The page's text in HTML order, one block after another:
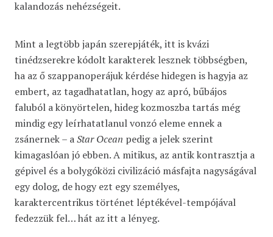
kalandozás nehézségeit.
Mint a legtöbb japán szerepjáték, itt is kvázi
tinédzserekre kódolt karakterek lesznek többségben,
ha az ő szappanoperájuk kérdése hidegen is hagyja az
embert, az tagadhatatlan, hogy az apró, bűbájos
faluból a könyörtelen, hideg kozmoszba tartás még
mindig egy leírhatatlanul vonzó eleme ennek a
zsánernek – aStar Ocean pedig a jelek szerint
kimagaslóan jó ebben. A mitikus, az antik kontrasztja a
gépivel és a bolygóközi civilizáció másfajta nagyságával
egy dolog, de hogy ezt egy személyes,
karaktercentrikus történet léptékével-tempójával
fedezzük fel… hát az itt a lényeg.